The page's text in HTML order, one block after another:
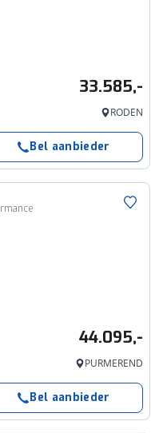
33.585,-
RODEN
Bel aanbieder
44.095,-
PURMEREND
Bel aanbieder